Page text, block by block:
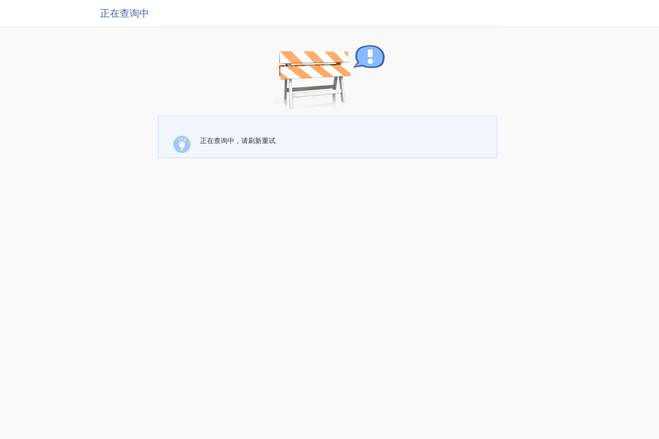
正在查询中
正在查询中，请刷新重试